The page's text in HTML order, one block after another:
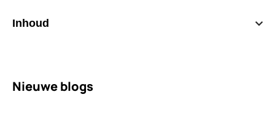
Inhoud
Nieuwe blogs